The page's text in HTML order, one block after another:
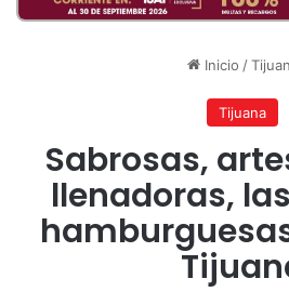
Inicio /
Tijuana
Sabrosas,
llenadoras,